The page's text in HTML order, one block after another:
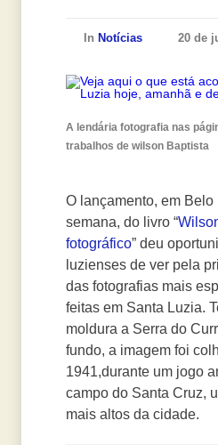
In Notícias 20 de
A lendária fotografia nas
trabalhos de wilson Baptista
O lançamento, em Belo
semana, do livro “
fotográfico” deu
luzienses de ver pela
das fotografias mais
feitas em Santa Luzia.
moldura a Serra do
fundo, a imagem foi
1941,durante um jogo
campo do Santa Cruz,
mais altos da cidade.